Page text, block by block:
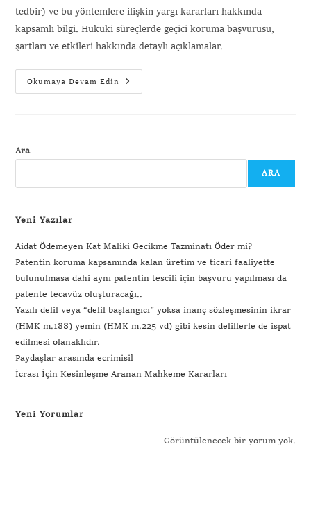
tedbir) ve bu yöntemlere ilişkin yargı kararları hakkında
kapsamlı bilgi. Hukuki süreçlerde geçici koruma başvurusu,
şartları ve etkileri hakkında detaylı açıklamalar.
Okumaya Devam Edin
Ara
ARA
Yeni Yazılar
Aidat Ödemeyen Kat Maliki Gecikme Tazminatı Öder mi?
Patentin koruma kapsamında kalan üretim ve ticari faaliyette
bulunulmasa dahi aynı patentin tescili için başvuru yapılması da
patente tecavüz oluşturacağı..
Yazılı delil veya “delil başlangıcı” yoksa inanç sözleşmesinin ikrar
(HMK m.188) yemin (HMK m.225 vd) gibi kesin delillerle de ispat
edilmesi olanaklıdır.
Paydaşlar arasında ecrimisil
İcrası İçin Kesinleşme Aranan Mahkeme Kararları
Yeni Yorumlar
Görüntülenecek bir yorum yok.